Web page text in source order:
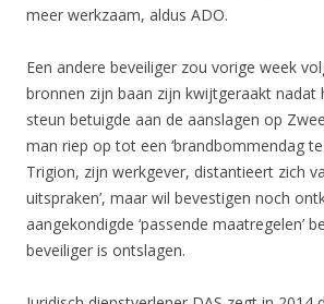
meer werkzaam, aldus ADO.
Een andere beveiliger zou vorige week
bronnen zijn baan zijn kwijtgeraakt nadat
steun betuigde aan de aanslagen op
man riep op tot een ‘brandbommendag
Trigion, zijn werkgever, distantieert zich
uitspraken’, maar wil bevestigen noch
aangekondigde ‘passende maatregelen’
beveiliger is ontslagen.